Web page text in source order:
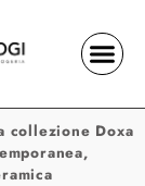
collezione Doxa